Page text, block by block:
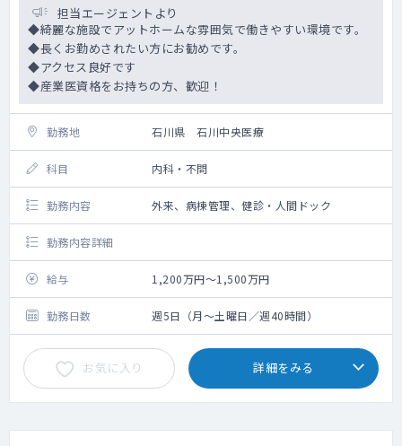
担当エージェントより
◆綺麗な施設でアットホームな雰囲気で働きやすい環境です。
◆長くお勤めされたい方にお勧めです。
◆アクセス良好です
◆産業医資格をお持ちの方、歓迎！
勤務地 石川県 石川中央医療
科目 内科・不問
勤務内容 外来、病棟管理、健診・人間ドック
勤務内容詳細
給与 1,200万円～1,500万円
勤務日数 週5日（月～土曜日／週40時間）
お気に入り 詳細をみる